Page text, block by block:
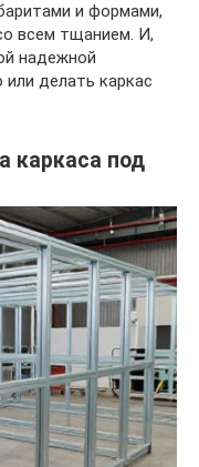
и формами,
всем тщанием. И,
надежной
делать каркас
каркаса под